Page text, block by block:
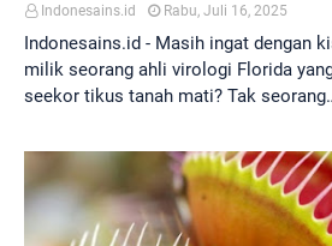
Indonesains.id Rabu, Juli 16, 2025
Indonesains.id - Masih ingat dengan
milik seorang ahli virologi Florida
seekor tikus tanah mati? Tak